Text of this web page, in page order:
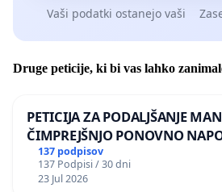
Vaši podatki ostanejo vaši
Druge peticije, ki bi vas lahko
PETICIJA ZA PODALJŠANJE
ČIMPREJŠNJO PONOVNO
BERNARDA ŠRAJNERJA NA
REPUBLIKE SLOVENIJE V
137 podpisov
137 Podpisi / 30 dni
23 Jul 2026